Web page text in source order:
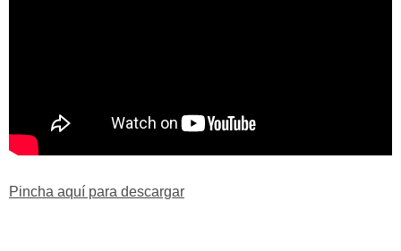
Pincha aquí para descargar